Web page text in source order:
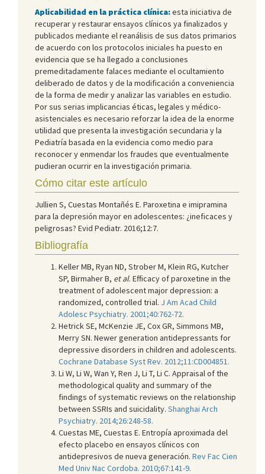
Aplicabilidad en la práctica clínica:esta iniciativa de
recuperar y restaurar ensayos clínicos ya finalizados y
publicados mediante el reanálisis de sus datos primarios
de acuerdo con los protocolos iniciales ha puesto en
evidencia que se ha llegado a conclusiones
premeditadamente falaces mediante el ocultamiento
deliberado de datos y de la modificación a conveniencia
de la forma de medir y analizar las variables en estudio.
Por sus serias implicancias éticas, legales y médico-
asistenciales es necesario reforzar la idea de la enorme
utilidad que presenta la investigación secundaria y la
Pediatría basada en la evidencia como medio para
reconocer y enmendar los fraudes que eventualmente
pudieran ocurrir en la investigación primaria.
Cómo citar este artículo
Jullien S, Cuestas Montañés E. Paroxetina e imipramina
para la depresión mayor en adolescentes: ¿ineficaces y
peligrosas? Evid Pediatr. 2016;12:7.
Bibliografía
Keller MB, Ryan ND, Strober M, Klein RG, Kutcher
SP, Birmaher B, et al. Efficacy of paroxetine in the
treatment of adolescent major depression: a
randomized, controlled trial. J Am Acad Child
Adolesc Psychiatry. 2001;40:762-72.
Hetrick SE, McKenzie JE, Cox GR, Simmons MB,
Merry SN. Newer generation antidepressants for
depressive disorders in children and adolescents.
Cochrane Database Syst Rev. 2012;11:CD004851.
Li W, Li W, Wan Y, Ren J, Li T, Li C. Appraisal of the
methodological quality and summary of the
findings of systematic reviews on the relationship
between SSRIs and suicidality. Shanghai Arch
Psychiatry. 2014;26:248-58.
Cuestas ME, Cuestas E. Entropía aproximada del
efecto placebo en ensayos clínicos con
antidepresivos de nueva generación. Rev Fac Cien
Med Univ Nac Cordoba. 2010;67:141-9.